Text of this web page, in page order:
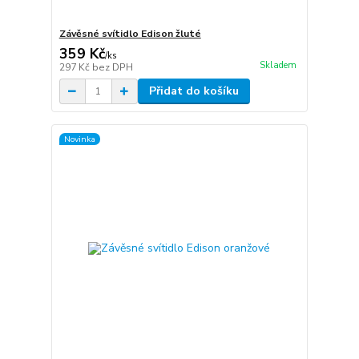
Závěsné svítidlo Edison žluté
359 Kč/ks
297 Kč bez DPH Skladem
Přidat do košíku
Novinka